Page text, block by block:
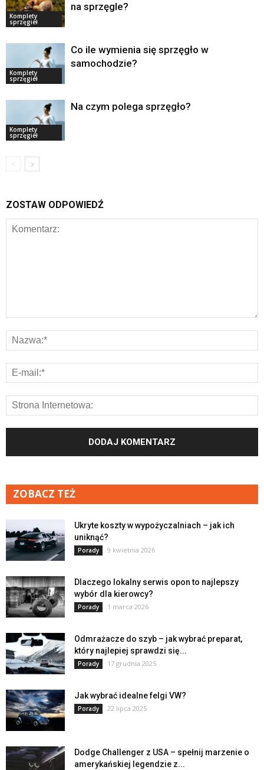
Komplety
sprzęgieł
na sprzęgle?
Komplety
sprzęgieł
Co ile wymienia się sprzęgło w
samochodzie?
Komplety
sprzęgieł
Na czym polega sprzęgło?
ZOSTAW ODPOWIEDŹ
ZOBACZ TEŻ
Ukryte koszty w wypożyczalniach – jak ich
uniknąć?
Porady 9 kwietnia 2026
Dlaczego lokalny serwis opon to najlepszy
wybór dla kierowcy?
Porady 1 marca 2026
Odmrażacze do szyb – jak wybrać preparat,
który najlepiej sprawdzi się...
Porady 17 grudnia 2025
Jak wybrać idealne felgi VW?
Porady 22 lipca 2025
Dodge Challenger z USA – spełnij marzenie o
amerykańskiej legendzie z...